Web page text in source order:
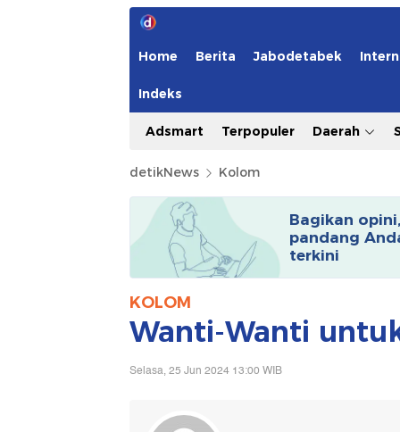
Home Berita Jabodetabek
Indeks
Adsmart Terpopuler Daerah
detikNews Kolom
Bagikan
pandang
terkini
KOLOM
Wanti-Wanti
Selasa, 25 Jun 2024 13:00 WIB